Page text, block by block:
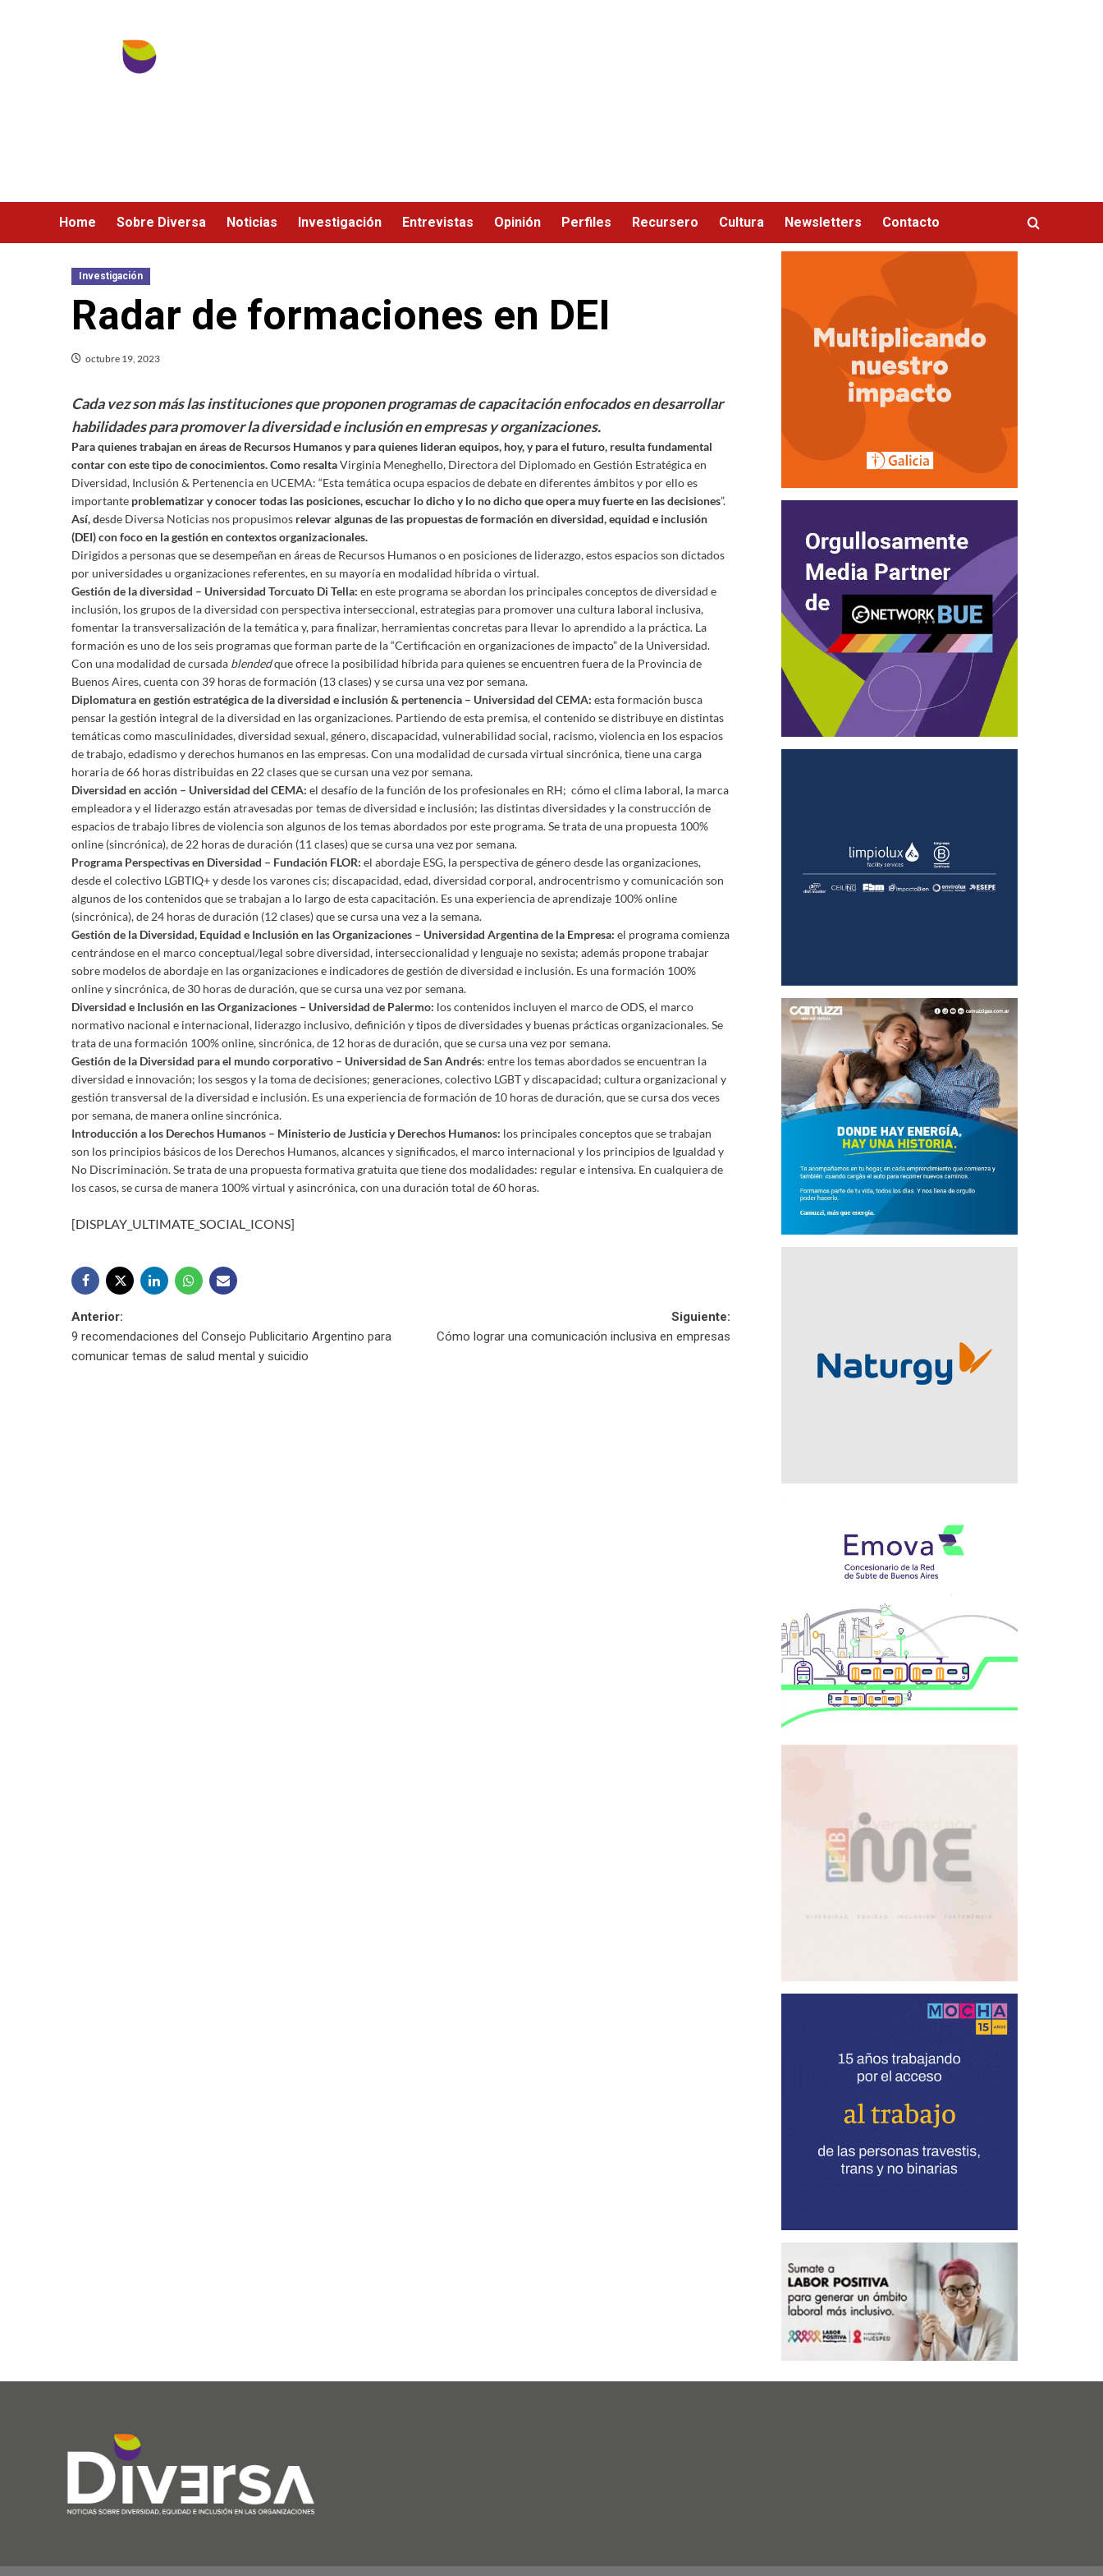
Home Sobre Diversa Noticias Investigación Entrevistas Opinión Perfiles Recursero Cultura Newsletters Contacto
Investigación
Radar de formaciones en DEI
octubre 19, 2023
Cada vez son más las instituciones que proponen programas de capacitación enfocados en desarrollar
habilidades para promover la diversidad e inclusión en empresas y organizaciones.
Para quienes trabajan en áreas de Recursos Humanos y para quienes lideran equipos, hoy, y para el futuro, resulta fundamental
contar con este tipo de conocimientos. Como resaltaVirginia Meneghello, Directora del Diplomado en Gestión Estratégica en
Diversidad, Inclusión & Pertenencia en UCEMA: “Esta temática ocupa espacios de debate en diferentes ámbitos y por ello es
importante problematizar y conocer todas las posiciones, escuchar lo dicho y lo no dicho que opera muy fuerte en las decisiones”.
Así, desde Diversa Noticias nos propusimos relevar algunas de las propuestas de formación en diversidad, equidad e inclusión
(DEI) con foco en la gestión en contextos organizacionales.
Dirigidos a personas que se desempeñan en áreas de Recursos Humanos o en posiciones de liderazgo, estos espacios son dictados
por universidades u organizaciones referentes, en su mayoría en modalidad híbrida o virtual.
Gestión de la diversidad – Universidad Torcuato Di Tella: en este programa se abordan los principales conceptos de diversidad e
inclusión, los grupos de la diversidad con perspectiva interseccional, estrategias para promover una cultura laboral inclusiva,
fomentar la transversalización de la temática y, para finalizar, herramientas concretas para llevar lo aprendido a la práctica. La
formación es uno de los seis programas que forman parte de la “Certificación en organizaciones de impacto” de la Universidad.
Con una modalidad de cursada blendedque ofrece la posibilidad híbrida para quienes se encuentren fuera de la Provincia de
Buenos Aires, cuenta con 39 horas de formación (13 clases) y se cursa una vez por semana.
Diplomatura en gestión estratégica de la diversidad e inclusión & pertenencia – Universidad del CEMA: esta formación busca
pensar la gestión integral de la diversidad en las organizaciones. Partiendo de esta premisa, el contenido se distribuye en distintas
temáticas como masculinidades, diversidad sexual, género, discapacidad, vulnerabilidad social, racismo, violencia en los espacios
de trabajo, edadismo y derechos humanos en las empresas. Con una modalidad de cursada virtual sincrónica, tiene una carga
horaria de 66 horas distribuidas en 22 clases que se cursan una vez por semana.
Diversidad en acción – Universidad del CEMA: el desafío de la función de los profesionales en RH; cómo el clima laboral, la marca
empleadora y el liderazgo están atravesadas por temas de diversidad e inclusión; las distintas diversidades y la construcción de
espacios de trabajo libres de violencia son algunos de los temas abordados por este programa. Se trata de una propuesta 100%
online (sincrónica), de 22 horas de duración (11 clases) que se cursa una vez por semana.
Programa Perspectivas en Diversidad – Fundación FLOR: el abordaje ESG, la perspectiva de género desde las organizaciones,
desde el colectivo LGBTIQ+ y desde los varones cis; discapacidad, edad, diversidad corporal, androcentrismo y comunicación son
algunos de los contenidos que se trabajan a lo largo de esta capacitación. Es una experiencia de aprendizaje 100% online
(sincrónica), de 24 horas de duración (12 clases) que se cursa una vez a la semana.
Gestión de la Diversidad, Equidad e Inclusión en las Organizaciones – Universidad Argentina de la Empresa: el programa comienza
centrándose en el marco conceptual/legal sobre diversidad, interseccionalidad y lenguaje no sexista; además propone trabajar
sobre modelos de abordaje en las organizaciones e indicadores de gestión de diversidad e inclusión. Es una formación 100%
online y sincrónica, de 30 horas de duración, que se cursa una vez por semana.
Diversidad e Inclusión en las Organizaciones – Universidad de Palermo: los contenidos incluyen el marco de ODS, el marco
normativo nacional e internacional, liderazgo inclusivo, definición y tipos de diversidades y buenas prácticas organizacionales. Se
trata de una formación 100% online, sincrónica, de 12 horas de duración, que se cursa una vez por semana.
Gestión de la Diversidad para el mundo corporativo – Universidad de San Andrés: entre los temas abordados se encuentran la
diversidad e innovación; los sesgos y la toma de decisiones; generaciones, colectivo LGBT y discapacidad; cultura organizacional y
gestión transversal de la diversidad e inclusión. Es una experiencia de formación de 10 horas de duración, que se cursa dos veces
por semana, de manera online sincrónica.
Introducción a los Derechos Humanos – Ministerio de Justicia y Derechos Humanos: los principales conceptos que se trabajan
son los principios básicos de los Derechos Humanos, alcances y significados, el marco internacional y los principios de Igualdad y
No Discriminación. Se trata de una propuesta formativa gratuita que tiene dos modalidades: regular e intensiva. En cualquiera de
los casos, se cursa de manera 100% virtual y asincrónica, con una duración total de 60 horas.
[DISPLAY_ULTIMATE_SOCIAL_ICONS]
Navegación
de
Anterior:
9 recomendaciones del Consejo Publicitario Argentino para
comunicar temas de salud mental y suicidio
Siguiente:
Cómo lograr una comunicación inclusiva en empresas